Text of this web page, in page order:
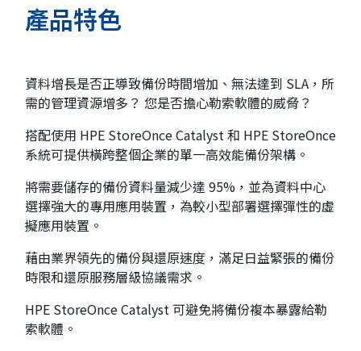
產品特色
資料增長是否正導致備份時間增加、無法達到 SLA，所
需的管理資源增多？ 您是否擔心勒索軟體的威脅？
搭配使用 HPE StoreOnce Catalyst 和 HPE StoreOnce
系統可提供橫跨整個企業的單一高效能備份架構。
將需要儲存的備份資料量減少達 95%，並為資料中心
選擇強大的專用應用裝置，為較小型部署選擇彈性的虛
擬應用裝置。
藉由業界領先的備份與還原速度，滿足日益緊張的備份
時限和還原服務層級協議需求。
HPE StoreOnce Catalyst 可避免將備份複本暴露給勒
索軟體。